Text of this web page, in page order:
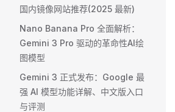
国内镜像网站推荐(2025 最新)
Nano Banana Pro 全面解析：
Gemini 3 Pro 驱动的革命性AI绘
图模型
Gemini 3 正式发布：Google 最
强 AI 模型功能详解、中文版入口
与评测